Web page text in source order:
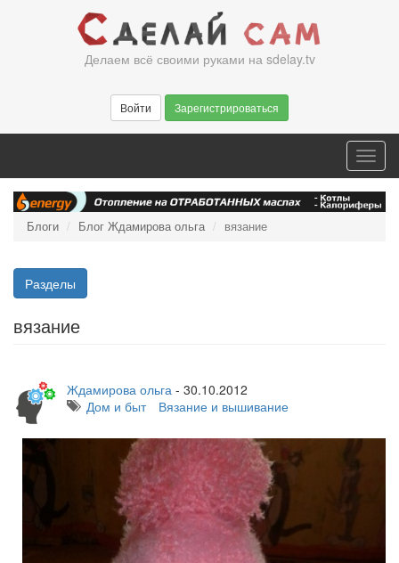
Делаем всё своими руками на sdelay.tv
Войти Зарегистрироваться
Блоги Блог Ждамирова ольга вязание
Разделы
вязание
Ждамирова ольга - 30.10.2012
Дом и быт
Вязание и вышивание